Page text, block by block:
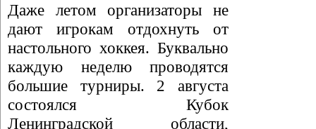
Даже летом организаторы не
дают игрокам отдохнуть от
настольного хоккея. Буквально
каждую неделю проводятся
большие турниры. 2 августа
состоялся Кубок
Ленинградской области,